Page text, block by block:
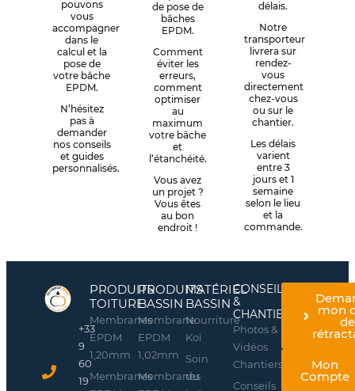
pouvons
vous
accompagner
dans le
calcul et la
pose de
votre bâche
EPDM.
N’hésitez
pas à
demander
nos conseils
et guides
personnalisés.
de pose de
bâches
EPDM.
Comment
éviter les
erreurs,
comment
optimiser
au
maximum
votre bâche
et
l’étanchéité.
Vous avez
un projet ?
Vous êtes
au bon
endroit !
délais.
Notre
transporteur
livrera sur
rendez-
vous
directement
chez-vous
ou sur le
chantier.
Les délais
varient
entre 3
jours et 1
semaine
selon le lieu
et la
commande.
+33
9
60
19
PRODUITS
TOITURE
Membranes
EPDM
1,20mm
Membranes
PRODUITS
BASSIN
Membrane
EPDM
1,02mm
Membranes
MATÉRIEL
BASSIN
Nourriture
Koï
Soin
du
CONSEILS
&
CHANTIERS
Photos &
Vidéos
Chantiers
Conseils
mon
de
Mon
Compte